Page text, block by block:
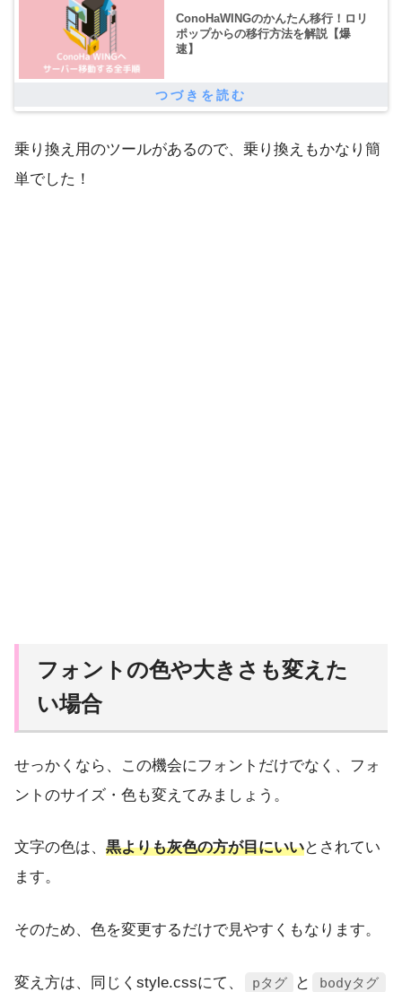
ConoHaWINGのかんたん移行！ロリ
ポップからの移行方法を解説【爆
速】
乗り換え用のツールがあるので、乗り換えもかなり簡
単でした！
フォントの色や大きさも変えた
い場合
せっかくなら、この機会にフォントだけでなく、フォ
ントのサイズ・色も変えてみましょう。
文字の色は、 黒よりも灰色の方が目にいいとされてい
ます。
そのため、色を変更するだけで見やすくもなります。
変え方は、同じくstyle.cssにて、 pタグ と bodyタグ